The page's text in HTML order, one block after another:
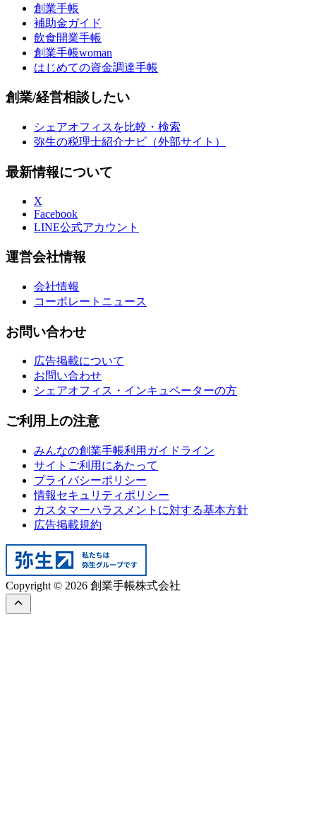
創業手帳
補助金ガイド
飲食開業手帳
創業手帳woman
はじめての資金調達手帳
創業/経営相談したい
シェアオフィスを比較・検索
弥生の税理士紹介ナビ（外部サイト）
最新情報について
X
Facebook
LINE公式アカウント
運営会社情報
会社情報
コーポレートニュース
お問い合わせ
広告掲載について
お問い合わせ
シェアオフィス・インキュベーターの方
ご利用上の注意
みんなの創業手帳利用ガイドライン
サイトご利用にあたって
プライバシーポリシー
情報セキュリティポリシー
カスタマーハラスメントに対する基本方針
広告掲載規約
Copyright © 2026 創業手帳株式会社